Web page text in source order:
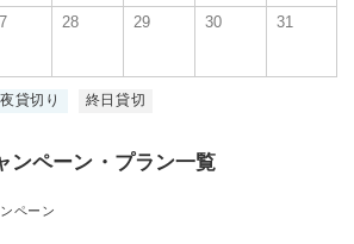
28 29 30 31
夜貸切り 終日貸切
ンペーン・プラン一覧
ペーン